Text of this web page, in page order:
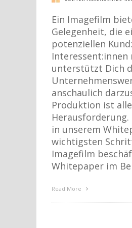
Ein Imagefilm
Gelegenheit, die
potenziellen
Interessent:innen
unterstützt Dich
anschaulich
Produktion ist
in unserem
wichtigsten
Imagefilm
Whitepaper im
Read More